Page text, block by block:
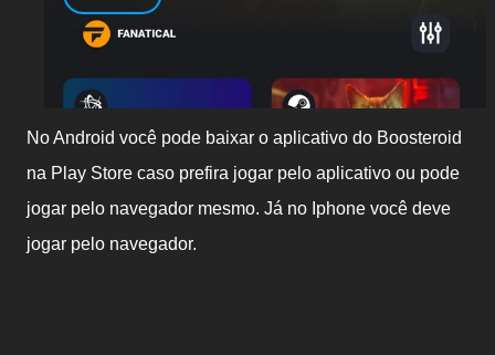
No Android você pode baixar o aplicativo do Boosteroid
na Play Store caso prefira jogar pelo aplicativo ou pode
jogar pelo navegador mesmo. Já no Iphone você deve
jogar pelo navegador.